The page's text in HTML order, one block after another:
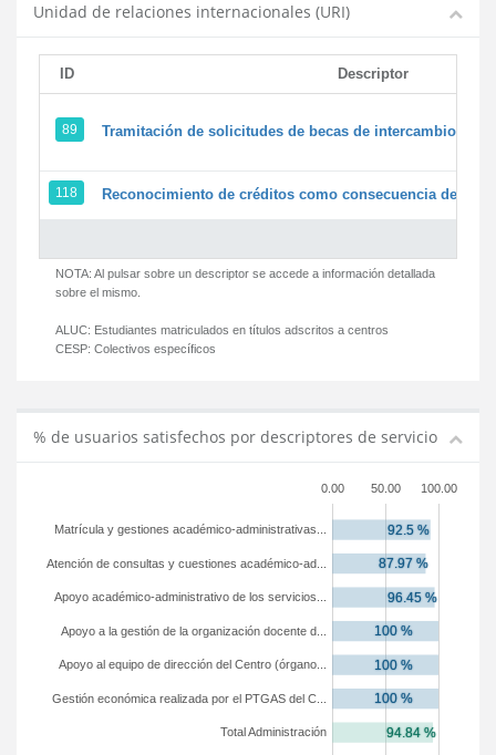
Unidad de relaciones internacionales (URI)
ID Descriptor
89 Tramitación de solicitudes de becas de intercambio
118 Reconocimiento de créditos como consecuencia de un
NOTA: Al pulsar sobre un descriptor se accede a información detallada
sobre el mismo.
ALUC: Estudiantes matriculados en títulos adscritos a centros
CESP: Colectivos específicos
% de usuarios satisfechos por descriptores de servicio
0.00 50.00 100.00
Total Administración
Gestión económica realizada por el PTGAS del C...
Apoyo al equipo de dirección del Centro (órgano...
Apoyo a la gestión de la organización docente d...
Apoyo académico-administrativo de los servicios...
Atención de consultas y cuestiones académico-ad...
Matrícula y gestiones académico-administrativas...